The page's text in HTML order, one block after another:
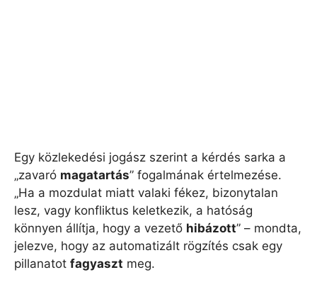
Egy közlekedési jogász szerint a kérdés sarka a
„zavaró magatartás” fogalmának értelmezése.
„Ha a mozdulat miatt valaki fékez, bizonytalan
lesz, vagy konfliktus keletkezik, a hatóság
könnyen állítja, hogy a vezető hibázott” – mondta,
jelezve, hogy az automatizált rögzítés csak egy
pillanatot fagyaszt meg.